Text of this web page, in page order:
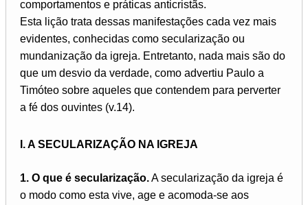
comportamentos e práticas anticristãs.
Esta lição trata dessas manifestações cada vez mais
evidentes, conhecidas como secularização ou
mundanização da igreja. Entretanto, nada mais são do
que um desvio da verdade, como advertiu Paulo a
Timóteo sobre aqueles que contendem para perverter
a fé dos ouvintes (v.14).
I. A SECULARIZAÇÃO NA IGREJA
1. O que é secularização.A secularização da igreja é
o modo como esta vive, age e acomoda-se aos